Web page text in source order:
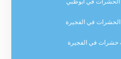
في ابوظبي
في الفجيرة
حشرات في الفجيرة